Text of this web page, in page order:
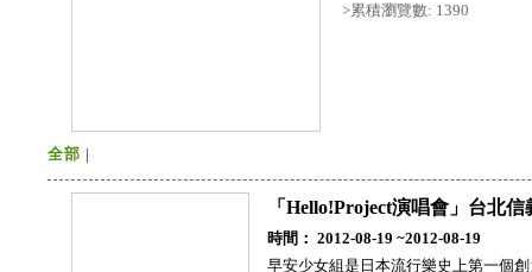
>累積瀏覽數: 1390
全部 |
「Hello!Project演唱會」台北
時間： 2012-08-19 ~2012-08-19
早安少女組是日本流行樂史上第一個